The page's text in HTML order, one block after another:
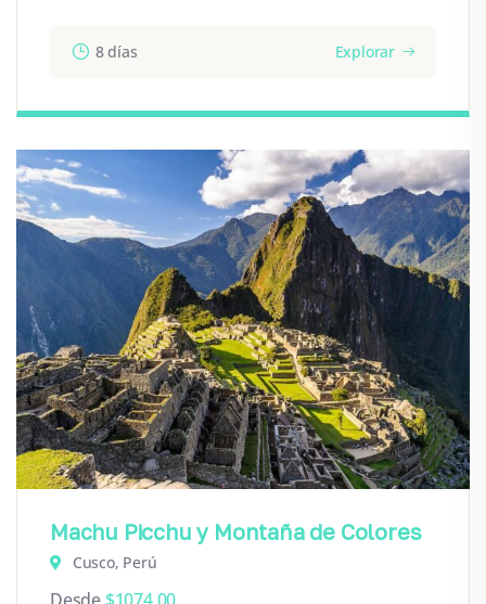
8 días Explorar
Machu Picchu y Montaña de Colores
Cusco, Perú